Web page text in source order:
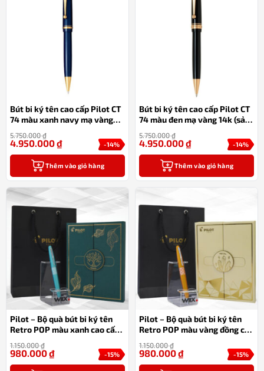
Bút bi ký tên cao cấp Pilot CT
74 màu xanh navy mạ vàng
Bản)
5.750.000₫
-14%
4.950.000₫
Thêm vào giỏ hàng
Bút bi ký tên cao cấp Pilot CT
74 màu đen mạ vàng 14k (sản
5.750.000₫
-14%
4.950.000₫
Thêm vào giỏ hàng
Pilot – Bộ quà bút bi ký tên
Retro POP màu xanh cao cấp
1.150.000₫
-15%
980.000₫
Pilot – Bộ quà bút bi ký tên
Retro POP màu vàng đồng cao
1.150.000₫
-15%
980.000₫